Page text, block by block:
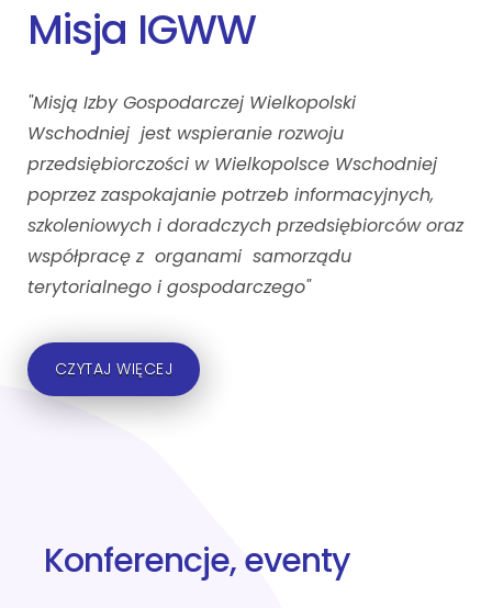
Misja IGWW
"Misją Izby Gospodarczej Wielkopolski
Wschodniej jest wspieranie rozwoju
przedsiębiorczości w Wielkopolsce Wschodniej
poprzez zaspokajanie potrzeb informacyjnych,
szkoleniowych i doradczych przedsiębiorców oraz
współpracę z organami samorządu
terytorialnego i gospodarczego"
CZYTAJ WIĘCEJ
Konferencje, eventy